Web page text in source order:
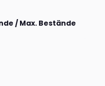
/ Max. Bestände